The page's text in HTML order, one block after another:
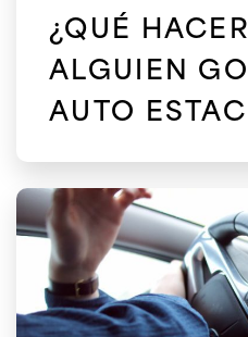
¿QUÉ
ALGUIEN
AUTO